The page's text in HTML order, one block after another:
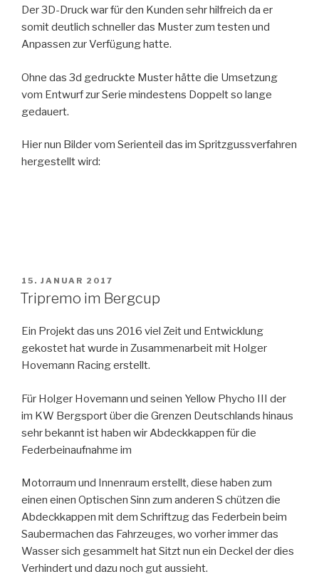
Der 3D-Druck war für den Kunden sehr hilfreich da er
somit deutlich schneller das Muster zum testen und
Anpassen zur Verfügung hatte.
Ohne das 3d gedruckte Muster hätte die Umsetzung
vom Entwurf zur Serie mindestens Doppelt so lange
gedauert.
Hier nun Bilder vom Serienteil das im Spritzgussverfahren
hergestellt wird:
VERÖFFENTLICHT
AM
15. JANUAR 2017
Tripremo im Bergcup
Ein Projekt das uns 2016 viel Zeit und Entwicklung
gekostet hat wurde in Zusammenarbeit mit Holger
Hovemann Racing erstellt.
Für Holger Hovemann und seinen Yellow Phycho III der
im KW Bergsport über die Grenzen Deutschlands hinaus
sehr bekannt ist haben wir Abdeckkappen für die
Federbeinaufnahme im
Motorraum und Innenraum erstellt, diese haben zum
einen einen Optischen Sinn zum anderen S chützen die
Abdeckkappen mit dem Schriftzug das Federbein beim
Saubermachen das Fahrzeuges, wo vorher immer das
Wasser sich gesammelt hat Sitzt nun ein Deckel der dies
Verhindert und dazu noch gut aussieht.